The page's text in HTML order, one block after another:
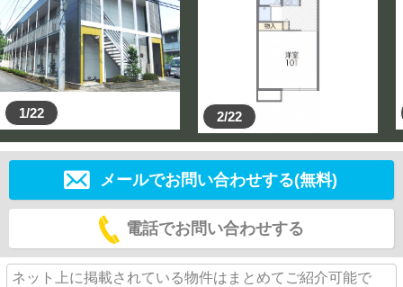
1/22 2/22
メールでお問い合わせする(無料)
電話でお問い合わせする
ネット上に掲載されている物件はまとめてご紹介可能で